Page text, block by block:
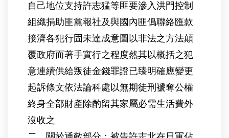
自己地位支持許志猛等匪要滲入洪門控制
組織捐助匪黨報社及與國內匪僞聯絡匯款
接濟各犯行固未達成意圖以非法之方法顛
覆政府而著手實行之程度然其以概括之犯
意連續供給叛徒金錢罪證已臻明確應變更
起訴條文依法論科處以無期徒刑褫奪公權
終身全部財產除酌留其家屬必需生活費外
沒收之